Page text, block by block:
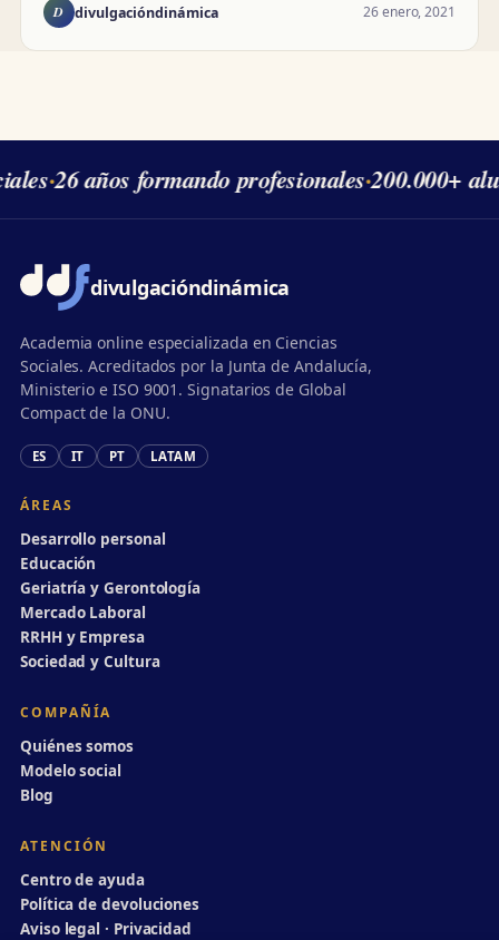
D divulgacióndinámica 26 enero, 2021
·26 años formando profesionales·200.000+
divulgacióndinámica
Academia online especializada en Ciencias
Sociales. Acreditados por la Junta de Andalucía,
Ministerio e ISO 9001. Signatarios de Global
Compact de la ONU.
ES IT PT LATAM
ÁREAS
Desarrollo personal
Educación
Geriatría y Gerontología
Mercado Laboral
RRHH y Empresa
Sociedad y Cultura
COMPAÑÍA
Quiénes somos
Modelo social
Blog
ATENCIÓN
Centro de ayuda
Política de devoluciones
Aviso legal · Privacidad